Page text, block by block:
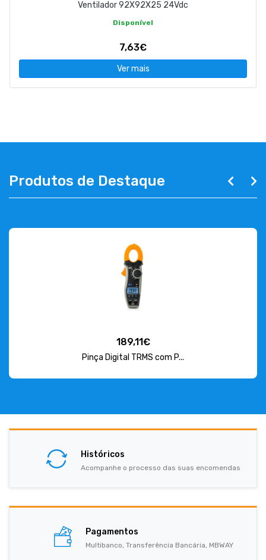
Ventilador 92X92X25 24Vdc
Disponível
7,63€
Ver mais
Produtos de Destaque
189,11€
Pinça Digital TRMS com P...
Históricos
Acompanhe o processo das suas encomendas
Pagamentos
Multibanco, Transferência Bancária, MBWAY